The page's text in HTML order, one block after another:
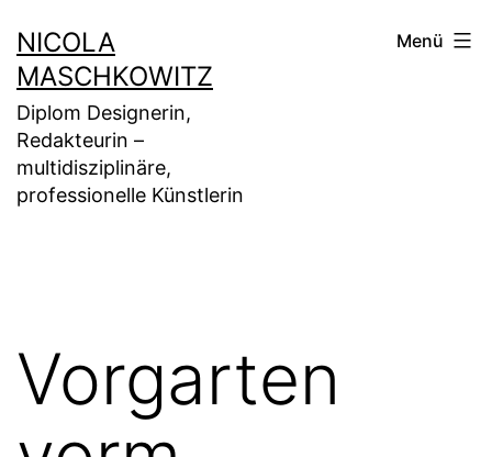
Inhalt
springen
NICOLA
MASCHKOWITZ
Diplom Designerin,
Redakteurin –
multidisziplinäre,
professionelle Künstlerin
Menü
Vorgarten